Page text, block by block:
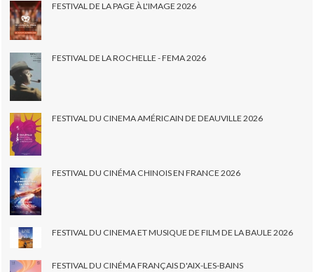
FESTIVAL DE LA PAGE À L'IMAGE 2026
FESTIVAL DE LA ROCHELLE - FEMA 2026
FESTIVAL DU CINEMA AMÉRICAIN DE DEAUVILLE 2026
FESTIVAL DU CINÉMA CHINOIS EN FRANCE 2026
FESTIVAL DU CINEMA ET MUSIQUE DE FILM DE LA BAULE 2026
FESTIVAL DU CINÉMA FRANÇAIS D'AIX-LES-BAINS